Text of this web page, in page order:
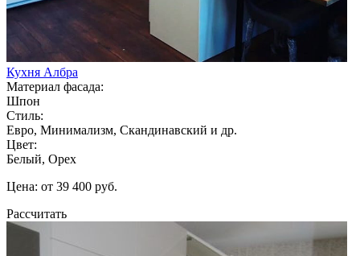
Кухня Албра
Материал фасада:
Шпон
Стиль:
Евро, Минимализм, Скандинавский и др.
Цвет:
Белый, Орех
Цена: от 39 400 руб.
Рассчитать